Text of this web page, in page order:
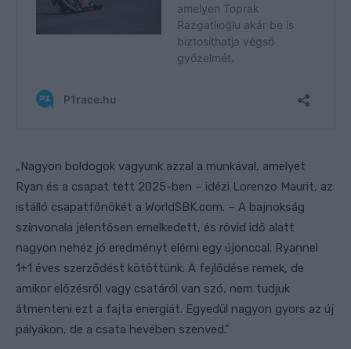
„Nagyon boldogok vagyunk azzal a munkával, amelyet
Ryan és a csapat tett 2025-ben – idézi Lorenzo Maurit, az
istálló csapatfőnökét a WorldSBK.com. – A bajnokság
színvonala jelentősen emelkedett, és rövid idő alatt
nagyon nehéz jó eredményt elérni egy újonccal. Ryannel
1+1 éves szerződést kötöttünk. A fejlődése remek, de
amikor előzésről vagy csatáról van szó, nem tudjuk
átmenteni ezt a fajta energiát. Egyedül nagyon gyors az új
pályákon, de a csata hevében szenved.”